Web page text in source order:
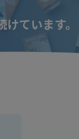
ています。